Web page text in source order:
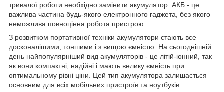
тривалої роботи необхідно замінити акумулятор. АКБ - це
важлива частина будь-якого електронного гаджета, без якого
неможлива повноцінна робота пристрою.
З розвитком портативної техніки акумулятори стають все
досконалішими, тоншими і з вищою ємністю. На сьогоднішній
день найпопулярніший вид акумуляторів - це літій-іонний, так
як вони компактні, надійні і мають велику ємність при
оптимальному рівні ціни. Цей тип акумулятора залишається
основним для всіх мобільних пристроїв та ноутбуків.